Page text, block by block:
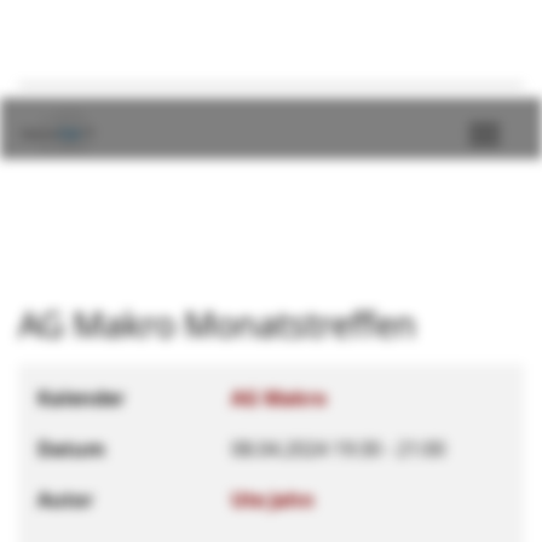
AG Makro Monatstreffen
Kalender
AG Makro
Datum
08.04.2024 19:30
21:00
Autor
Ute Jahn